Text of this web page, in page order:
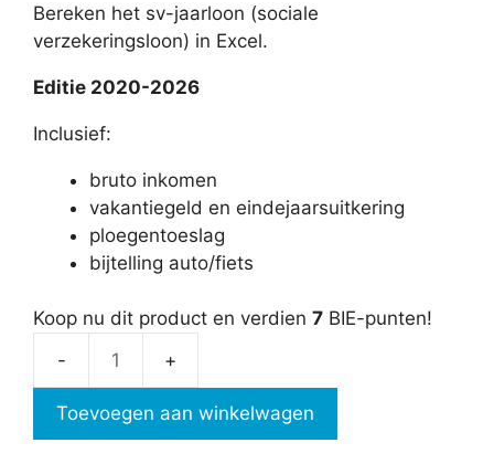
Bereken het sv-jaarloon (sociale
verzekeringsloon) in Excel.
Editie 2020-2026
Inclusief:
bruto inkomen
vakantiegeld en eindejaarsuitkering
ploegentoeslag
bijtelling auto/fiets
Koop nu dit product en verdien 7 BIE-punten!
berekenen
Toevoegen aan winkelwagen